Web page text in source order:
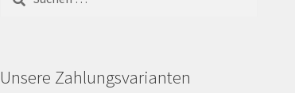
nach:
Unsere Zahlungsvarianten